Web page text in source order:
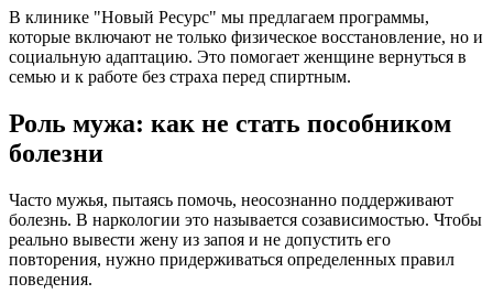
В клинике "Новый Ресурс" мы предлагаем программы,
которые включают не только физическое восстановление, но и
социальную адаптацию. Это помогает женщине вернуться в
семью и к работе без страха перед спиртным.
Роль мужа: как не стать пособником
болезни
Часто мужья, пытаясь помочь, неосознанно поддерживают
болезнь. В наркологии это называется созависимостью. Чтобы
реально вывести жену из запоя и не допустить его
повторения, нужно придерживаться определенных правил
поведения.